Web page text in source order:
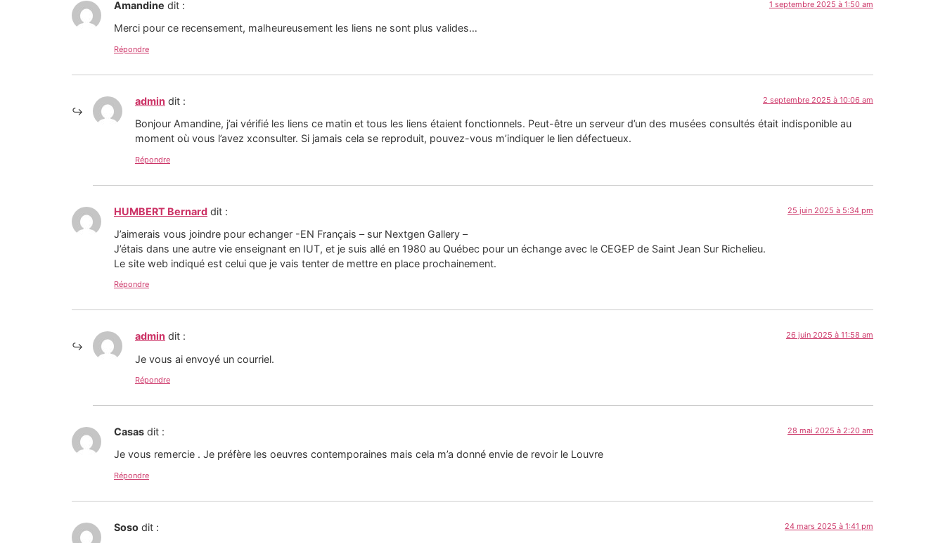
Amandine dit : 1 septembre 2025 à 1:50 am
Merci pour ce recensement, malheureusement les liens ne sont plus valides…
Répondre
admin dit : 2 septembre 2025 à 10:06 am
Bonjour Amandine, j’ai vérifié les liens ce matin et tous les liens étaient fonctionnels. Peut-être un serveur d’un des musées consultés était indisponible au
moment où vous l’avez xconsulter. Si jamais cela se reproduit, pouvez-vous m’indiquer le lien défectueux.
Répondre
HUMBERT Bernard dit : 25 juin 2025 à 5:34 pm
J’aimerais vous joindre pour echanger -EN Français – sur Nextgen Gallery –
J’étais dans une autre vie enseignant en IUT, et je suis allé en 1980 au Québec pour un échange avec le CEGEP de Saint Jean Sur Richelieu.
Le site web indiqué est celui que je vais tenter de mettre en place prochainement.
Répondre
admin dit : 26 juin 2025 à 11:58 am
Je vous ai envoyé un courriel.
Répondre
Casas dit : 28 mai 2025 à 2:20 am
Je vous remercie . Je préfère les oeuvres contemporaines mais cela m’a donné envie de revoir le Louvre
Répondre
Soso dit : 24 mars 2025 à 1:41 pm